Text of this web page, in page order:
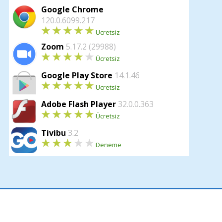
Google Chrome
120.0.6099.217
Ücretsiz
Zoom 5.17.2 (29988)
Ücretsiz
Google Play Store 14.1.46
Ücretsiz
Adobe Flash Player 32.0.0.363
Ücretsiz
Tivibu 3.2
Deneme